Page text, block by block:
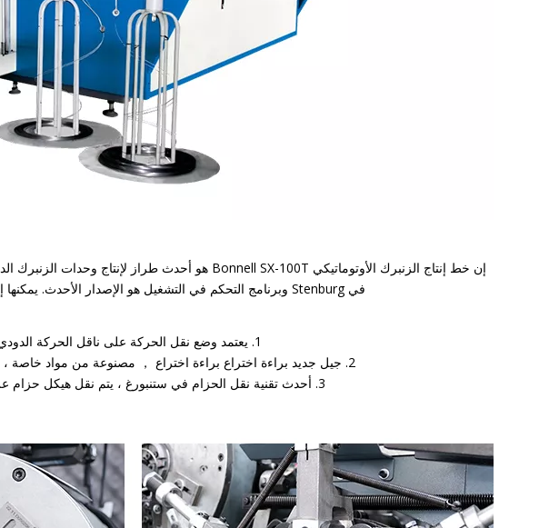
في Stenburg وبرنامج التحكم في التشغيل هو الإصدار الأحدث. يمكنها إنتاج الناموسيات الزنبركية المدمجة مباشرة من الأسلاك الفولاذية.
1. يعتمد وضع نقل الحركة على ناقل الحركة الدودي ذو الثبات العالي وعدم وجود ارتعاش. كفاءة الإنتاج: 100 ربيع/دقيقة؛
2. جيل جديد براءة اختراع براءة اختراع ， مصنوعة من مواد خاصة ، متينة. لا تحتاج إلى استبدال رؤوس السيراميك التقليدية بشكل متكرر
3. أحدث تقنية نقل الحزام في ستنبورغ ، يتم نقل هيكل حزام عريض للطبقة المزدوجة ، والأحزمة العلوية والسفلية بشكل متزامن